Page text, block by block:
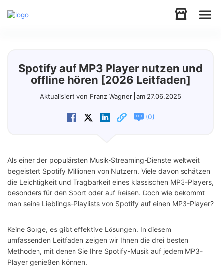
Video
Store
Spotify auf MP3 Player nutzen und
offline hören [2026 Leitfaden]
Aktualisiert von Franz Wagner am 27.06.2025
(0)
Als einer der populärsten Musik-Streaming-Dienste weltweit
begeistert Spotify Millionen von Nutzern. Viele davon schätzen
die Leichtigkeit und Tragbarkeit eines klassischen MP3-Players,
besonders für den Sport oder auf Reisen. Doch wie bekommt
man seine Lieblings-Playlists von Spotify auf einen MP3-Player?
Keine Sorge, es gibt effektive Lösungen. In diesem
umfassenden Leitfaden zeigen wir Ihnen die drei besten
Methoden, mit denen Sie Ihre Spotify-Musik auf jedem MP3-
Player genießen können.